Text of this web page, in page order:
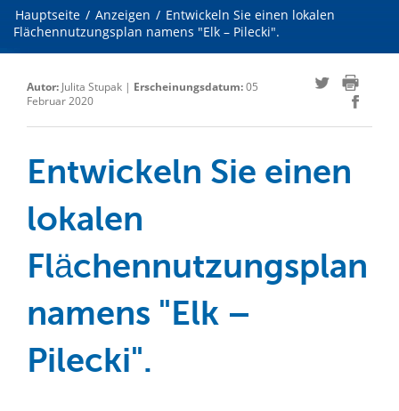
Hauptseite / Anzeigen / Entwickeln Sie einen lokalen
Flächennutzungsplan namens "Elk – Pilecki".
Autor: Julita Stupak | Erscheinungsdatum:05
Februar 2020
Entwickeln Sie einen
lokalen
Flächennutzungsplan
namens "Elk –
Pilecki".